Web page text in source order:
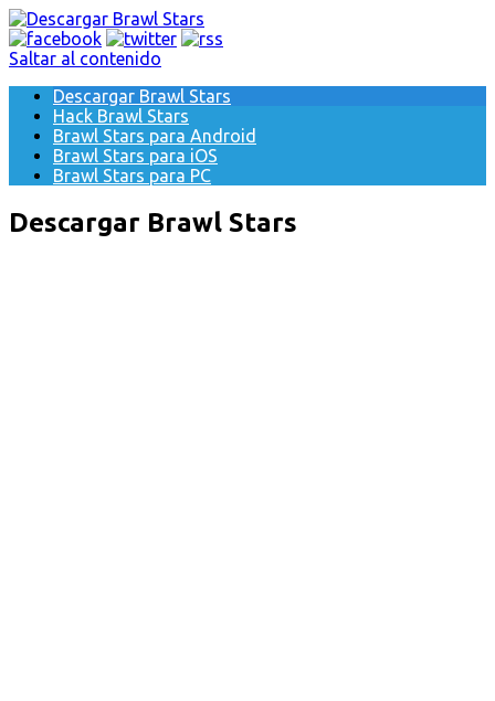
Saltar al contenido
Descargar Brawl Stars
Hack Brawl Stars
Brawl Stars para Android
Brawl Stars para iOS
Brawl Stars para PC
Descargar Brawl Stars